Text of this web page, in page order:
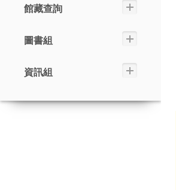
館藏查詢
圖書組
資訊組